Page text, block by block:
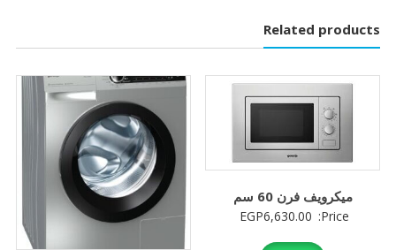
Related products
ميكرويف فرن 60 سم
Price:
EGP6,630.00